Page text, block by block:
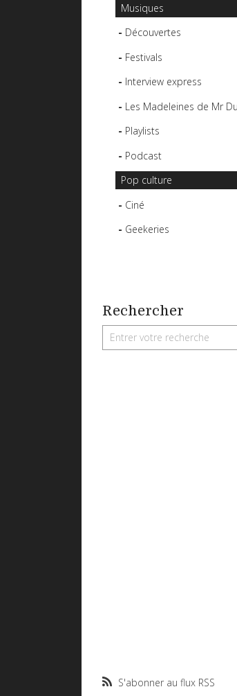
Musiques
Découvertes
Festivals
Interview express
Les Madeleines de Mr
Playlists
Podcast
Pop culture
Ciné
Geekeries
Rechercher
S'abonner au flux RSS